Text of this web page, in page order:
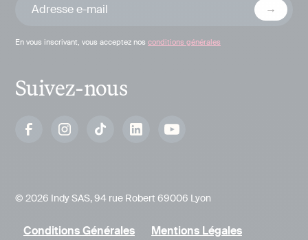
En vous inscrivant, vous acceptez nos conditions générales
Suivez-nous
© 2026 Indy SAS, 94 rue Robert 69006 Lyon
Conditions Générales Mentions Légales